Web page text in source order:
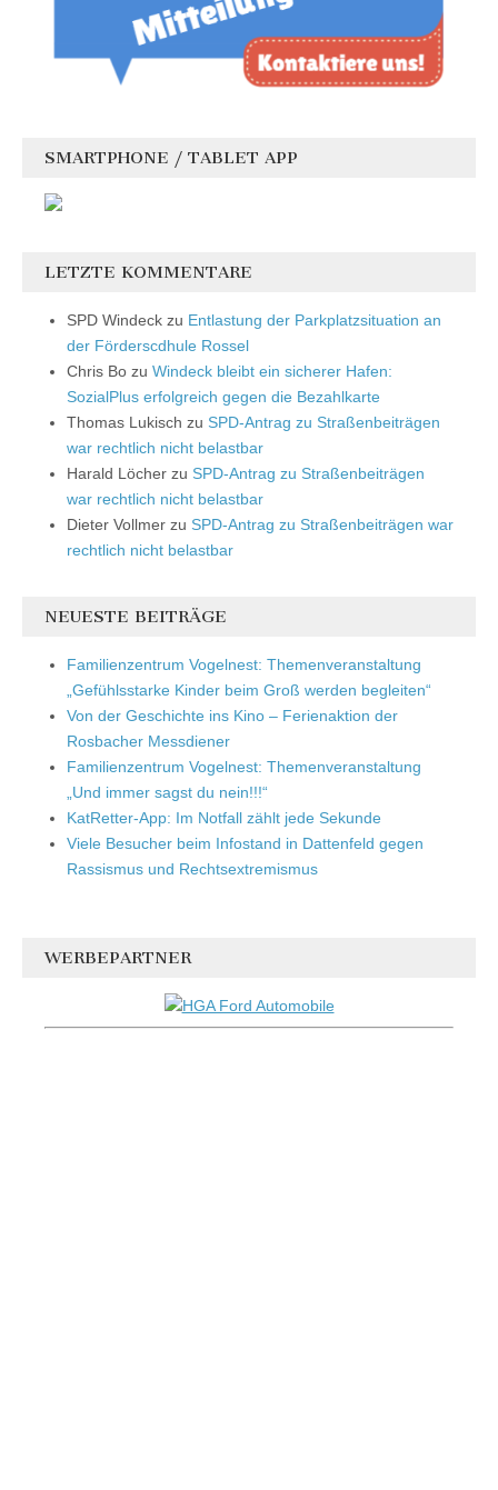
SMARTPHONE / TABLET APP
LETZTE KOMMENTARE
SPD Windeck zu Entlastung der Parkplatzsituation an
der Förderscdhule Rossel
Chris Bo zu Windeck bleibt ein sicherer Hafen:
SozialPlus erfolgreich gegen die Bezahlkarte
Thomas Lukisch zu SPD-Antrag zu Straßenbeiträgen
war rechtlich nicht belastbar
Harald Löcher zu SPD-Antrag zu Straßenbeiträgen
war rechtlich nicht belastbar
Dieter Vollmer zu SPD-Antrag zu Straßenbeiträgen war
rechtlich nicht belastbar
NEUESTE BEITRÄGE
Familienzentrum Vogelnest: Themenveranstaltung
„Gefühlsstarke Kinder beim Groß werden begleiten“
Von der Geschichte ins Kino – Ferienaktion der
Rosbacher Messdiener
Familienzentrum Vogelnest: Themenveranstaltung
„Und immer sagst du nein!!!“
KatRetter-App: Im Notfall zählt jede Sekunde
Viele Besucher beim Infostand in Dattenfeld gegen
Rassismus und Rechtsextremismus
WERBEPARTNER